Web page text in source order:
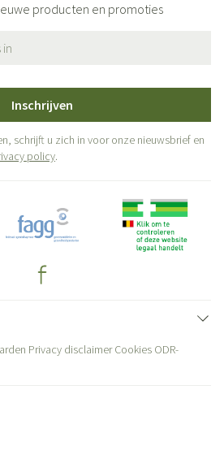
producten en promoties
Inschrijven
schrijft u zich in voor onze nieuwsbrief en
policy.
Privacy disclaimer Cookies ODR-